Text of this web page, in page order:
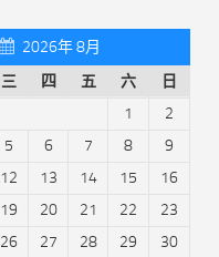
2026年 8月
三 四 五 六
日
1
2
5 6 7 8
9
12 13 14 15
16
19 20 21 22
23
26 27 28 29 30